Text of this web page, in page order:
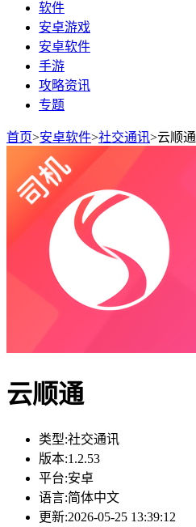
软件
安卓游戏
安卓软件
手游
攻略资讯
专题
首页>安卓软件>社交通讯>云顺通
云顺通
类型:社交通讯
版本:1.2.53
平台:安卓
语言:简体中文
更新:2026-05-25 13:39:12